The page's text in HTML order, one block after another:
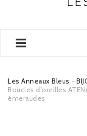
Les Anneaux Bleus
Boucles d'oreilles
émeraudes